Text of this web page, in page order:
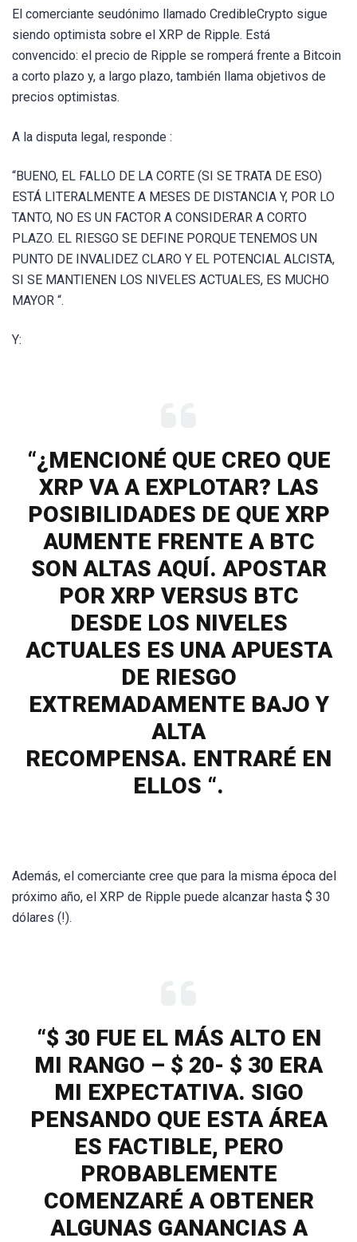
El comerciante seudónimo llamado CredibleCrypto sigue
siendo optimista sobre el XRP de Ripple. Está
convencido: el precio de Ripple se romperá frente a Bitcoin
a corto plazo y, a largo plazo, también llama objetivos de
precios optimistas.
A la disputa legal, responde :
“BUENO, EL FALLO DE LA CORTE (SI SE TRATA DE ESO)
ESTÁ LITERALMENTE A MESES DE DISTANCIA Y, POR LO
TANTO, NO ES UN FACTOR A CONSIDERAR A CORTO
PLAZO. EL RIESGO SE DEFINE PORQUE TENEMOS UN
PUNTO DE INVALIDEZ CLARO Y EL POTENCIAL ALCISTA,
SI SE MANTIENEN LOS NIVELES ACTUALES, ES MUCHO
MAYOR “.
Y:
“¿MENCIONÉ QUE CREO QUE
XRP VA A EXPLOTAR? LAS
POSIBILIDADES DE QUE XRP
AUMENTE FRENTE A BTC
SON ALTAS AQUÍ. APOSTAR
POR XRP VERSUS BTC
DESDE LOS NIVELES
ACTUALES ES UNA APUESTA
DE RIESGO
EXTREMADAMENTE BAJO Y
ALTA
RECOMPENSA. ENTRARÉ EN
ELLOS “.
Además, el comerciante cree que para la misma época del
próximo año, el XRP de Ripple puede alcanzar hasta $ 30
dólares (!).
“$ 30 FUE EL MÁS ALTO EN
MI RANGO – $ 20- $ 30 ERA
MI EXPECTATIVA. SIGO
PENSANDO QUE ESTA ÁREA
ES FACTIBLE, PERO
PROBABLEMENTE
COMENZARÉ A OBTENER
ALGUNAS GANANCIAS A